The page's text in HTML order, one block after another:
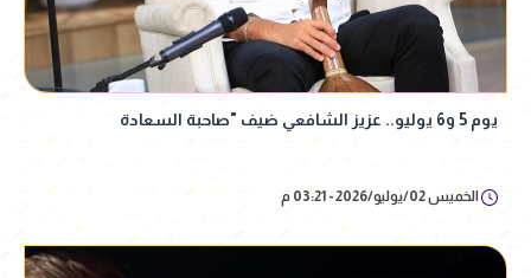
يوم 5 و6 يوليو.. عزيز الشافعي ضيف "صاحبة السعادة
الخميس 02/يوليو/2026 - 03:21 م